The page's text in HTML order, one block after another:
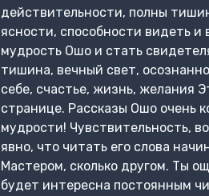
действительности, полны
ясности, способности видеть
мудрость Ошо и стать
тишина, вечный свет,
себе, счастье, жизнь, желания
странице. Рассказы Ошо очень
мудрости! Чувствительность,
явно, что читать его слова
Мастером, сколько другом. Ты
будет интересна постоянным